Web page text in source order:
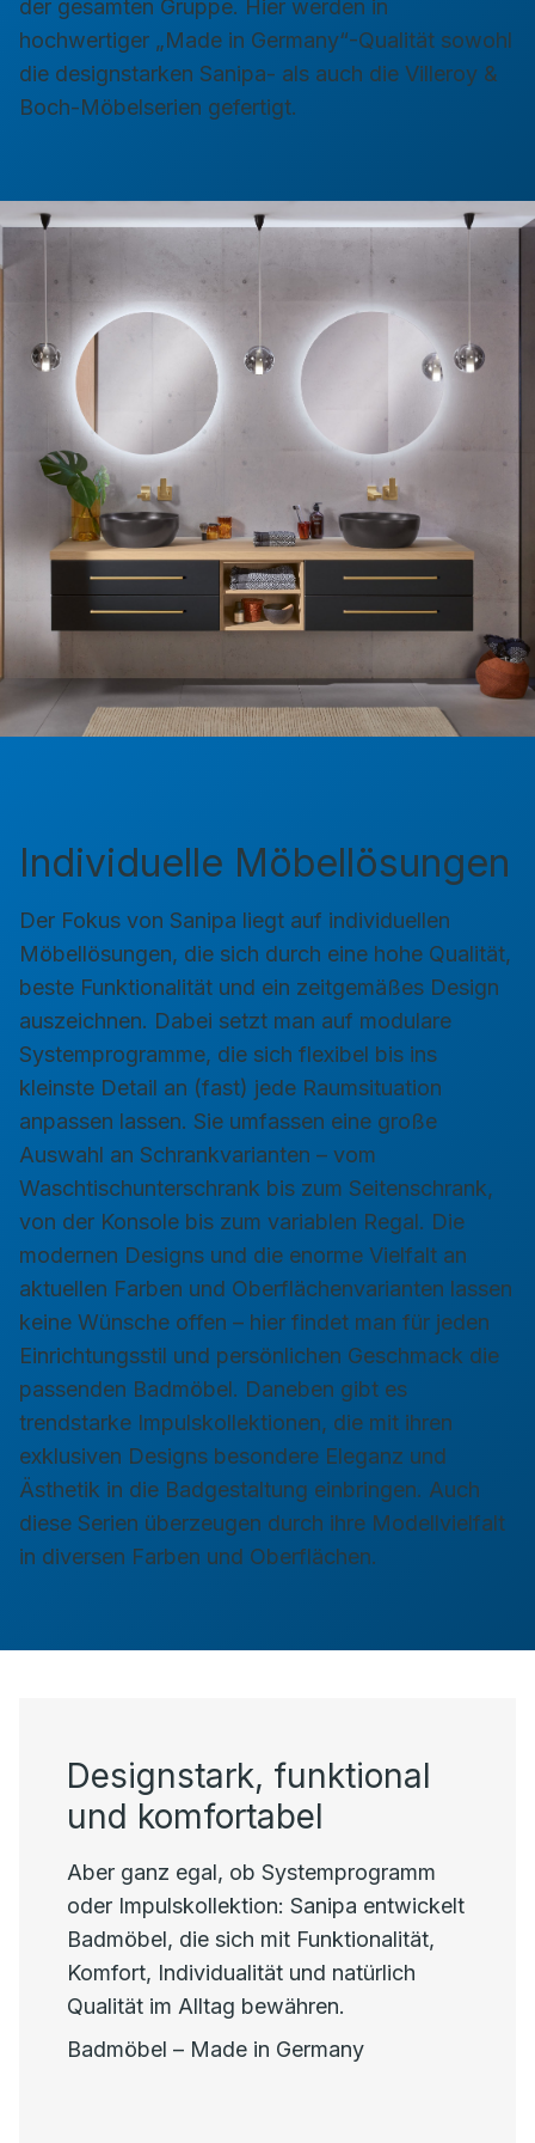
der gesamten Gruppe. Hier werden in
hochwertiger „Made in Germany“-Qualität sowohl
die designstarken Sanipa- als auch die Villeroy &
Boch-Möbelserien gefertigt.
Individuelle Möbellösungen
Der Fokus von Sanipa liegt auf individuellen
Möbellösungen, die sich durch eine hohe Qualität,
beste Funktionalität und ein zeitgemäßes Design
auszeichnen. Dabei setzt man auf modulare
Systemprogramme, die sich flexibel bis ins
kleinste Detail an (fast) jede Raumsituation
anpassen lassen. Sie umfassen eine große
Auswahl an Schrankvarianten – vom
Waschtischunterschrank bis zum Seitenschrank,
von der Konsole bis zum variablen Regal. Die
modernen Designs und die enorme Vielfalt an
aktuellen Farben und Oberflächenvarianten lassen
keine Wünsche offen – hier findet man für jeden
Einrichtungsstil und persönlichen Geschmack die
passenden Badmöbel. Daneben gibt es
trendstarke Impulskollektionen, die mit ihren
exklusiven Designs besondere Eleganz und
Ästhetik in die Badgestaltung einbringen. Auch
diese Serien überzeugen durch ihre Modellvielfalt
in diversen Farben und Oberflächen.
Designstark, funktional
und komfortabel
Aber ganz egal, ob Systemprogramm
oder Impulskollektion: Sanipa entwickelt
Badmöbel, die sich mit Funktionalität,
Komfort, Individualität und natürlich
Qualität im Alltag bewähren.
Badmöbel – Made in Germany